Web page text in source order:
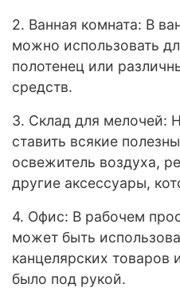
2. Ванная комната: В
можно использовать
полотенец или
средств.
3. Склад для мелочей:
ставить всякие
освежитель воздуха,
другие аксессуары,
4. Офис: В рабочем
может быть
канцелярских товаров
было под рукой.